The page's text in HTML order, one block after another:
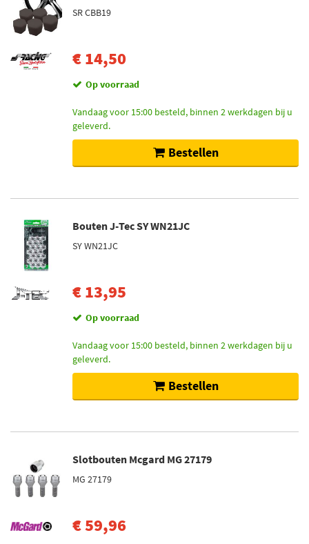
SR CBB19
€ 14,50
Op voorraad
Vandaag voor 15:00 besteld, binnen 2 werkdagen bij u
geleverd.
Bestellen
Bouten J-Tec SY WN21JC
SY WN21JC
€ 13,95
Op voorraad
Vandaag voor 15:00 besteld, binnen 2 werkdagen bij u
geleverd.
Bestellen
Slotbouten Mcgard MG 27179
MG 27179
€ 59,96